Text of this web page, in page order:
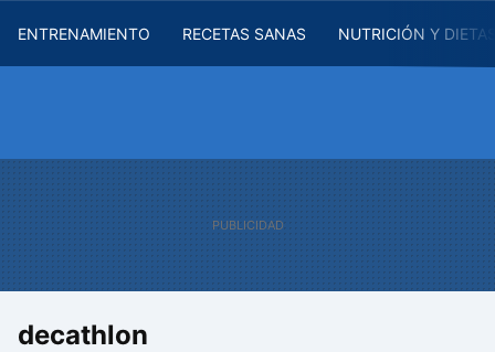
ENTRENAMIENTO RECETAS SANAS NUTRICIÓN Y
decathlon